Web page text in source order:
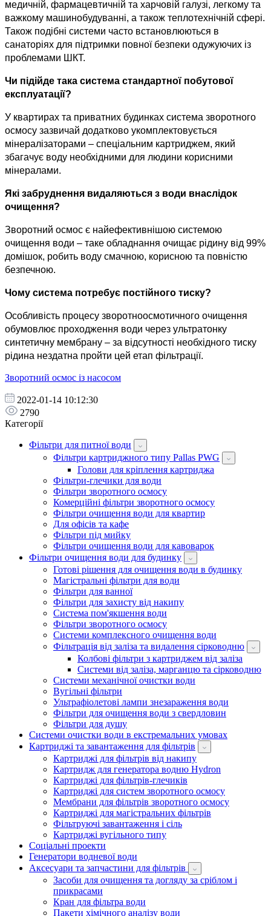
медичній, фармацевтичній та харчовій галузі, легкому та
важкому машинобудуванні, а також теплотехнічній сфері.
Також подібні системи часто встановлюються в
санаторіях для підтримки повної безпеки одужуючих із
проблемами ШКТ.
Чи підійде така система стандартної побутової
експлуатації?
У квартирах та приватних будинках система зворотного
осмосу зазвичай додатково укомплектовується
мінералізаторами – спеціальним картриджем, який
збагачує воду необхідними для людини корисними
мінералами.
Які забруднення видаляються з води внаслідок
очищення?
Зворотний осмос є найефективнішою системою
очищення води – таке обладнання очищає рідину від 99%
домішок, робить воду смачною, корисною та повністю
безпечною.
Чому система потребує постійного тиску?
Особливість процесу зворотноосмотичного очищення
обумовлює проходження води через ультратонку
синтетичну мембрану – за відсутності необхідного тиску
рідина нездатна пройти цей етап фільтрації.
Зворотний осмос із насосом
2022-01-14 10:12:30
2790
Категорії
Фільтри для питної води
Фільтри картриджного типу Pallas PWG
Голови для кріплення картриджа
Фільтри-глечики для води
Фільтри зворотного осмосу
Комерційні фільтри зворотного осмосу
Фільтри очищення води для квартир
Для офісів та кафе
Фільтри під мийку
Фільтри очищення води для кавоварок
Фільтри очищення води для будинку
Готові рішення для очищення води в будинку
Магістральні фільтри для води
Фільтри для ванної
Фільтри для захисту від накипу
Система пом'якшення води
Фільтри зворотного осмосу
Системи комплексного очищення води
Фільтрація від заліза та видалення сірководню
Колбові фільтри з картриджем від заліза
Системи від заліза, марганцю та сірководню
Системи механічної очистки води
Вугільні фільтри
Ультрафіолетові лампи знезараження води
Фільтри для очищення води з свердловин
Фільтри для душу
Системи очистки води в екстремальних умовах
Картриджі та завантаження для фільтрів
Картриджі для фільтрів від накипу
Картридж для генератора водню Hydron
Картриджі для фільтрів-глечиків
Картриджі для систем зворотного осмосу
Мембрани для фільтрів зворотного осмосу
Картриджі для магістральних фільтрів
Фільтруючі завантаження і сіль
Картриджі вугільного типу
Соціальні проекти
Генератори водневої води
Аксесуари та запчастини для фільтрів
Засоби для очищення та догляду за сріблом і
прикрасами
Кран для фільтра води
Пакети хімічного аналізу води